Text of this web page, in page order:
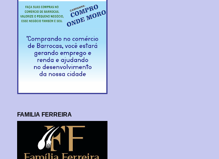
FAMILIA FERREIRA